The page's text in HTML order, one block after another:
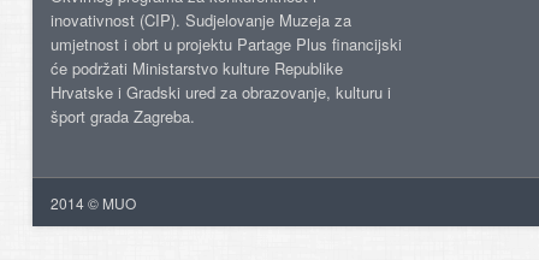
inovativnost (CIP). Sudjelovanje Muzeja za
umjetnost i obrt u projektu Partage Plus financijski
će podržati Ministarstvo kulture Republike
Hrvatske i Gradski ured za obrazovanje, kulturu i
šport grada Zagreba.
2014 © MUO